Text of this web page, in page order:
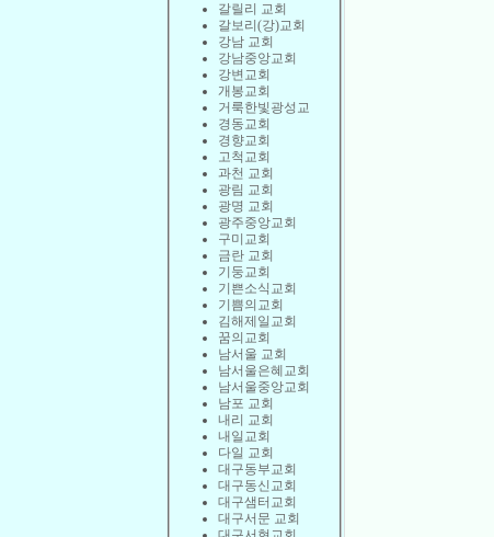
갈릴리 교회
갈보리(강)교회
강남 교회
강남중앙교회
강변교회
개봉교회
거룩한빛광성교
경동교회
경향교회
고척교회
과천 교회
광림 교회
광명 교회
광주중앙교회
구미교회
금란 교회
기둥교회
기쁜소식교회
기쁨의교회
김해제일교회
꿈의교회
남서울 교회
남서울은혜교회
남서울중앙교회
남포 교회
내리 교회
내일교회
다일 교회
대구동부교회
대구동신교회
대구샘터교회
대구서문 교회